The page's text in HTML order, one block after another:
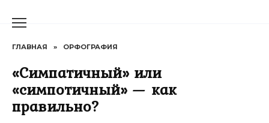
ГЛАВНАЯ » ОРФОГРАФИЯ
«Симпатичный» или
«симпотичный» — как
правильно?